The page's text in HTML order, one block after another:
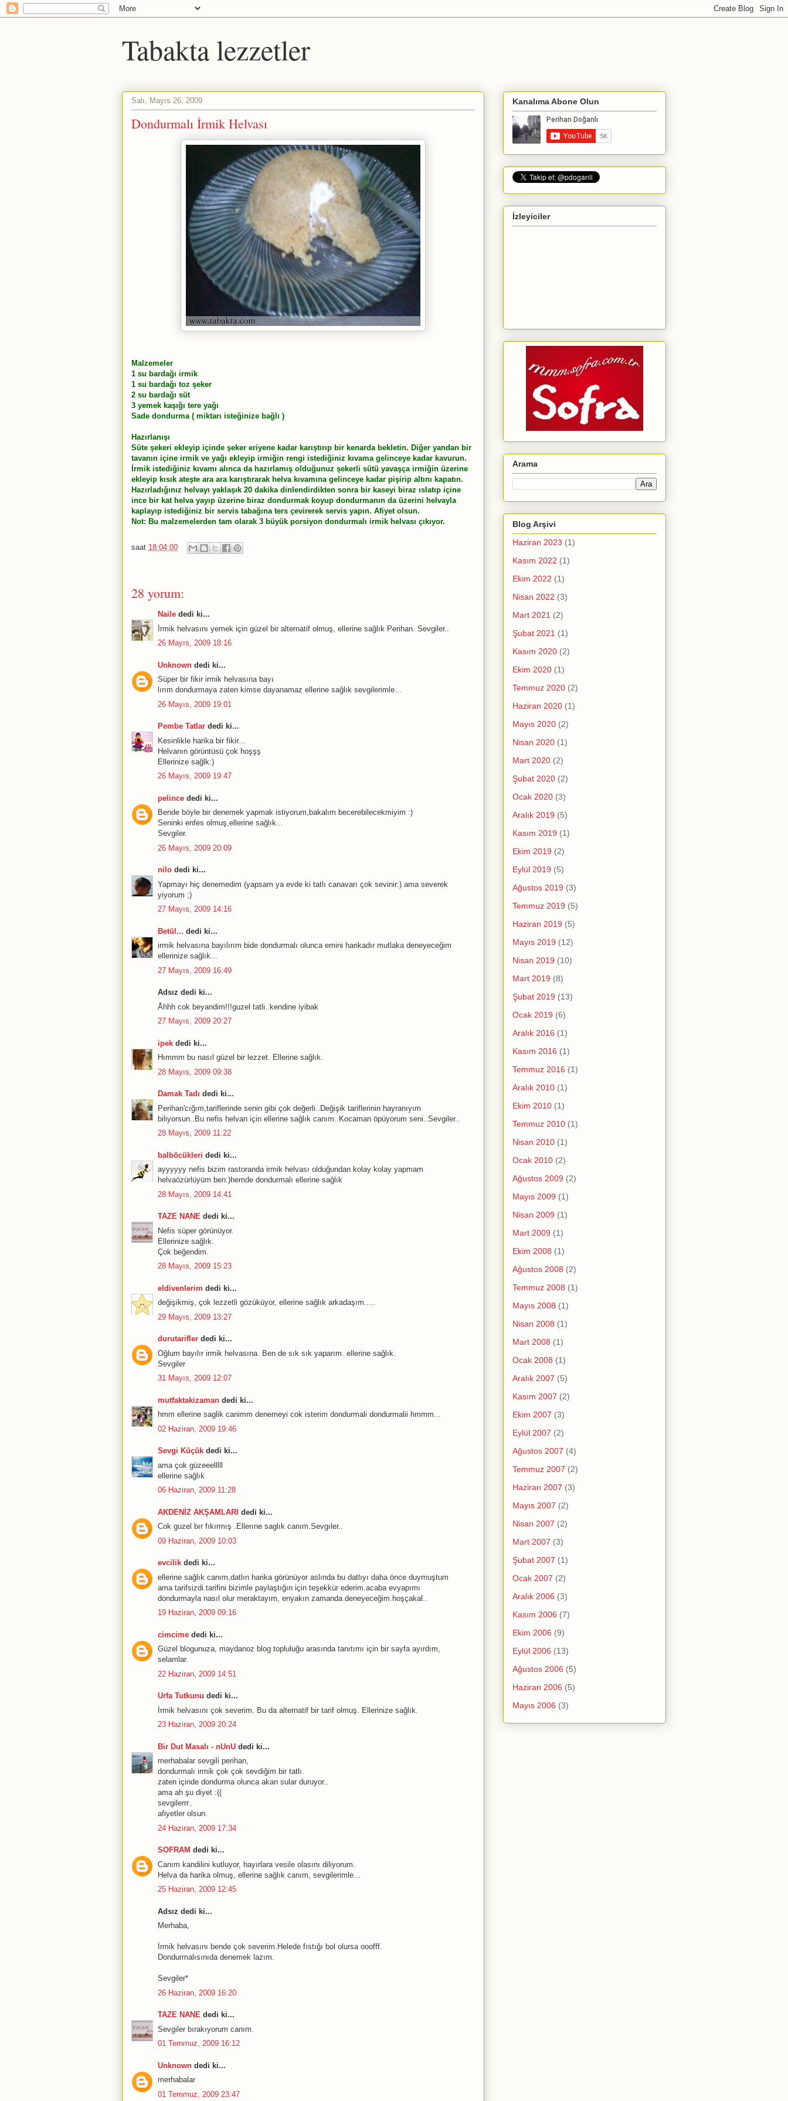
Tabakta lezzetler
Salı, Mayıs 26, 2009
Dondurmalı İrmik Helvası
Malzemeler
1 su bardağı irmik
1 su bardağı toz şeker
2 su bardağı süt
3 yemek kaşığı tere yağı
Sade dondurma ( miktarı isteğinize bağlı )
Hazırlanışı
Süte şekeri ekleyip içinde şeker eriyene kadar karıştırıp bir kenarda bekletin. Diğer yandan bir
tavanın içine irmik ve yağı ekleyip irmiğin rengi istediğiniz kıvama gelinceye kadar kavurun.
İrmik istediğiniz kıvamı alınca da hazırlamış olduğunuz şekerli sütü yavaşça irmiğin üzerine
ekleyip kısık ateşte ara ara karıştırarak helva kıvamına gelinceye kadar pişirip altını kapatın.
Hazırladığınız helvayı yaklaşık 20 dakika dinlendirdikten sonra bir kaseyi biraz ıslatıp içine
ince bir kat helva yayıp üzerine biraz dondurmak koyup dondurmanın da üzerini helvayla
kaplayıp istediğiniz bir servis tabağına ters çevirerek servis yapın. Afiyet olsun.
Not: Bu malzemelerden tam olarak 3 büyük porsiyon dondurmalı irmik helvası çıkıyor.
saat 18:04:00
28 yorum:
Naile dedi ki...
İrmik helvasını yemek için güzel bir alternatif olmuş, ellerine sağlık Perihan. Sevgiler..
26 Mayıs, 2009 18:16
Unknown dedi ki...
Süper bir fikir irmik helvasına bayı
lırım dondurmaya zaten kimse dayanamaz ellerine sağlık sevgilerimle...
26 Mayıs, 2009 19:01
Pembe Tatlar dedi ki...
Kesinlikle harika bir fikir...
Helvanın görüntüsü çok hoşşş
Ellerinize sağlk:)
26 Mayıs, 2009 19:47
pelince dedi ki...
Bende böyle bir denemek yapmak istiyorum,bakalım becerebilecekmiyim :)
Seninki enfes olmuş,ellerine sağlık...
Sevgiler.
26 Mayıs, 2009 20:09
nilo dedi ki...
Yapmayı hiç denemedim (yapsam ya evde ki tatlı canavarı çok sevinir:) ama severek
yiyorum ;)
27 Mayıs, 2009 14:16
Betül... dedi ki...
irmik helvasına bayılırım bide dondurmalı olunca emini harikadır mutlaka deneyeceğim
ellerinize sağlık...
27 Mayıs, 2009 16:49
Adsız dedi ki...
Åhhh cok beyandim!!!guzel tatli..kendine iyibak
27 Mayıs, 2009 20:27
ipek dedi ki...
Hımmm bu nasıl güzel bir lezzet. Ellerine sağlık.
28 Mayıs, 2009 09:38
Damak Tadı dedi ki...
Perihan'cığım,tariflerinde senin gibi çok değerli..Değişik tariflerinin hayranıyım
biliyorsun..Bu nefis helvan için ellerine sağlık canım..Kocaman öpüyorum seni..Sevgiler..
28 Mayıs, 2009 11:22
balböcükleri dedi ki...
ayyyyyy nefis bizim rastoranda irmik helvası olduğundan kolay kolay yapmam
helvaözürlüyüm ben:)hemde dondurmalı ellerine sağlık
28 Mayıs, 2009 14:41
TAZE NANE dedi ki...
Nefis süper görünüyor.
Ellerinize sağlık.
Çok beğendim.
28 Mayıs, 2009 15:23
eldivenlerim dedi ki...
değişikmiş, çok lezzetli gözüküyor, ellerine sağlık arkadaşım.....
29 Mayıs, 2009 13:27
durutarifler dedi ki...
Oğlum bayılır irmik helvasına. Ben de sık sık yaparım. ellerine sağlık.
Sevgiler
31 Mayıs, 2009 12:07
mutfaktakizaman dedi ki...
hmm ellerine saglik canimm denemeyi cok isterim dondurmali dondurmalii hmmm...
02 Haziran, 2009 19:46
Sevgi Küçük dedi ki...
ama çok güzeeelllll
ellerine sağlık
06 Haziran, 2009 11:28
AKDENİZ AKŞAMLARI dedi ki...
Cok guzel bır fıkırmış .Ellerıne saglık canım.Sevgıler..
09 Haziran, 2009 10:03
evcilik dedi ki...
ellerine sağlık canım,datlın harika görünüyor aslında bu datlıyı daha önce duymuştum
ama tarifsizdi.tarifini bizimle paylaştığın için teşekkür ederim.acaba evyapımı
dondurmayla nasıl olur meraktayım, enyakın zamanda deneyeceğim.hoşçakal..
19 Haziran, 2009 09:16
cimcime dedi ki...
Güzel blogunuza, maydanoz blog topluluğu arasında tanıtımı için bir sayfa ayırdım,
selamlar.
22 Haziran, 2009 14:51
Urfa Tutkunu dedi ki...
İrmik helvasını çok severim. Bu da alternatif bir tarif olmuş. Ellerinize sağlık.
23 Haziran, 2009 20:24
Bir Dut Masalı - nUnU dedi ki...
merhabalar sevgili perihan,
dondurmalı irmik çok çok sevdiğim bir tatlı.
zaten içinde dondurma olunca akan sular duruyor..
ama ah şu diyet :((
sevgilerrr..
afiyetler olsun.
24 Haziran, 2009 17:34
SOFRAM dedi ki...
Canım kandilini kutluyor, hayırlara vesile olasını diliyorum.
Helva da harika olmuş, ellerine sağlık canım, sevgilerimle...
25 Haziran, 2009 12:45
Adsız dedi ki...
Merhaba,
İrmik helvasını bende çok severim.Helede fıstığı bol olursa ooofff.
Dondurmalısınıda denemek lazım.
Sevgiler*
26 Haziran, 2009 16:20
TAZE NANE dedi ki...
Sevgiler bırakıyorum canım.
01 Temmuz, 2009 16:12
Unknown dedi ki...
merhabalar
01 Temmuz, 2009 23:47
Kanalıma Abone Olun
İzleyiciler
Arama
Blog Arşivi
Haziran 2023 (1)
Kasım 2022 (1)
Ekim 2022 (1)
Nisan 2022 (3)
Mart 2021 (2)
Şubat 2021 (1)
Kasım 2020 (2)
Ekim 2020 (1)
Temmuz 2020 (2)
Haziran 2020 (1)
Mayıs 2020 (2)
Nisan 2020 (1)
Mart 2020 (2)
Şubat 2020 (2)
Ocak 2020 (3)
Aralık 2019 (5)
Kasım 2019 (1)
Ekim 2019 (2)
Eylül 2019 (5)
Ağustos 2019 (3)
Temmuz 2019 (5)
Haziran 2019 (5)
Mayıs 2019 (12)
Nisan 2019 (10)
Mart 2019 (8)
Şubat 2019 (13)
Ocak 2019 (6)
Aralık 2016 (1)
Kasım 2016 (1)
Temmuz 2016 (1)
Aralık 2010 (1)
Ekim 2010 (1)
Temmuz 2010 (1)
Nisan 2010 (1)
Ocak 2010 (2)
Ağustos 2009 (2)
Mayıs 2009 (1)
Nisan 2009 (1)
Mart 2009 (1)
Ekim 2008 (1)
Ağustos 2008 (2)
Temmuz 2008 (1)
Mayıs 2008 (1)
Nisan 2008 (1)
Mart 2008 (1)
Ocak 2008 (1)
Aralık 2007 (5)
Kasım 2007 (2)
Ekim 2007 (3)
Eylül 2007 (2)
Ağustos 2007 (4)
Temmuz 2007 (2)
Haziran 2007 (3)
Mayıs 2007 (2)
Nisan 2007 (2)
Mart 2007 (3)
Şubat 2007 (1)
Ocak 2007 (2)
Aralık 2006 (3)
Kasım 2006 (7)
Ekim 2006 (9)
Eylül 2006 (13)
Ağustos 2006 (5)
Haziran 2006 (5)
Mayıs 2006 (3)